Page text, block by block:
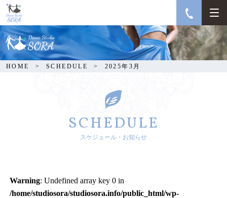
2025年3月
HOME SCHEDULE 2025年3月
SCHEDULE
スケジュール・お知らせ
Warning: Undefined array key 0 in
/home/studiosora/studiosora.info/public_html/wp-